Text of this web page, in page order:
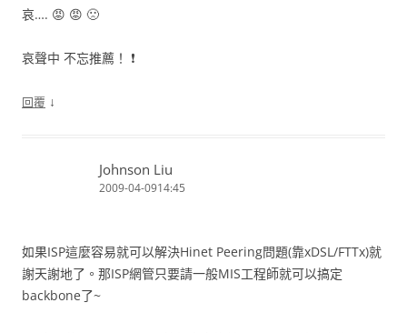
哀…. 😡 😡 🙁
哀聲中 不忘推薦！ ❗
回覆 ↓
Johnson Liu
2009-04-0914:45
如果ISP這麼容易就可以解決Hinet Peering問題(靠xDSL/FTTx)就
謝天謝地了。那ISP網管只要請一般MIS工程師就可以搞定
backbone了~